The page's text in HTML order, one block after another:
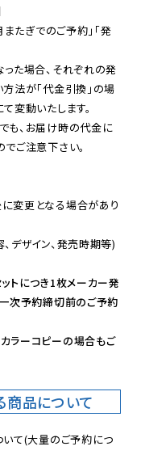
またぎでのご予約」「発
た場合、それぞれの発
法が「代金引換」の場
も、お届け時の代金に
ご注意下さい。
変更となる場合があり
デザイン、発売時期等)
トにつき1枚メーカー発
次予約締切前のご予約
ラーコピーの場合もご
商品について
て(大量のご予約につ